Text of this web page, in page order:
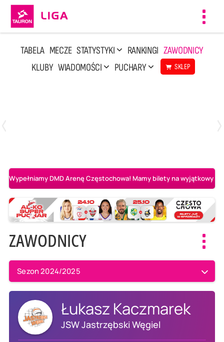
TABELA MECZE STATYSTYKI RANKINGI ZAWODNICY
KLUBY WIADOMOŚCI PUCHARY SKLEP
Wypełniamy DMD Arenę Częstochowa! Mamy bilety na wyjątkowy
ZAWODNICY
Sezon 2024/2025
Łukasz Kaczmarek
JSW Jastrzębski Węgiel